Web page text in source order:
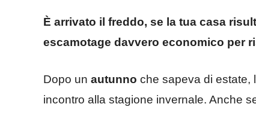
È arrivato il freddo, se la tua casa
escamotage davvero economico per
Dopo un autunno che sapeva di estate,
incontro alla stagione invernale. Anche